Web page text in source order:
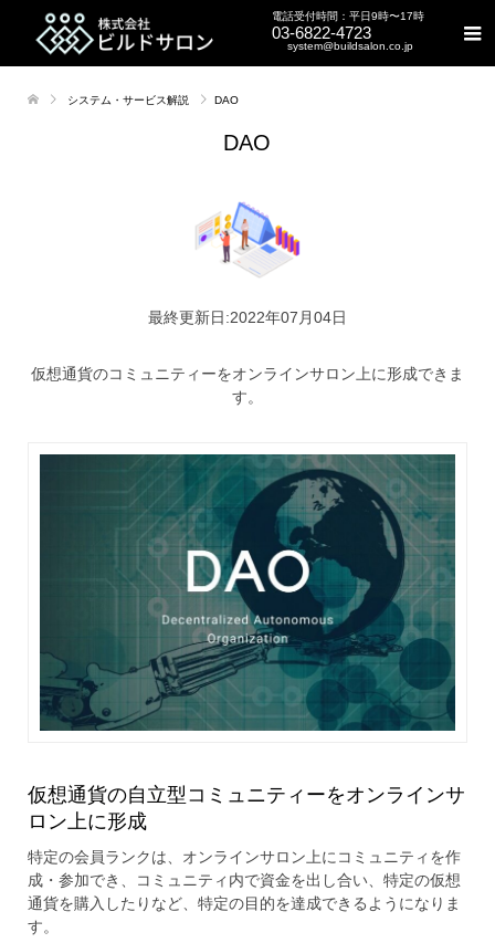
電話受付時間：平日9時〜17時
03-6822-4723
system@buildsalon.co.jp
システム・サービス解説 DAO
DAO
最終更新日:2022年07月04日
仮想通貨のコミュニティーをオンラインサロン上に形成できま
す。
仮想通貨の自立型コミュニティーをオンラインサ
ロン上に形成
特定の会員ランクは、オンラインサロン上にコミュニティを作
成・参加でき、コミュニティ内で資金を出し合い、特定の仮想
通貨を購入したりなど、特定の目的を達成できるようになりま
す。